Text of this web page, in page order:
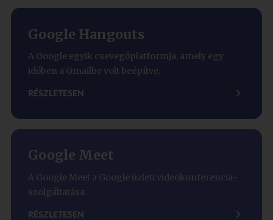
Google Hangouts
A Google egyik csevegőplatformja, amely egy
időben a Gmailbe volt beépítve.
RÉSZLETESEN
Google Meet
A Google Meet a Google üzleti videokonferencia-
szolgáltatása.
RÉSZLETESEN